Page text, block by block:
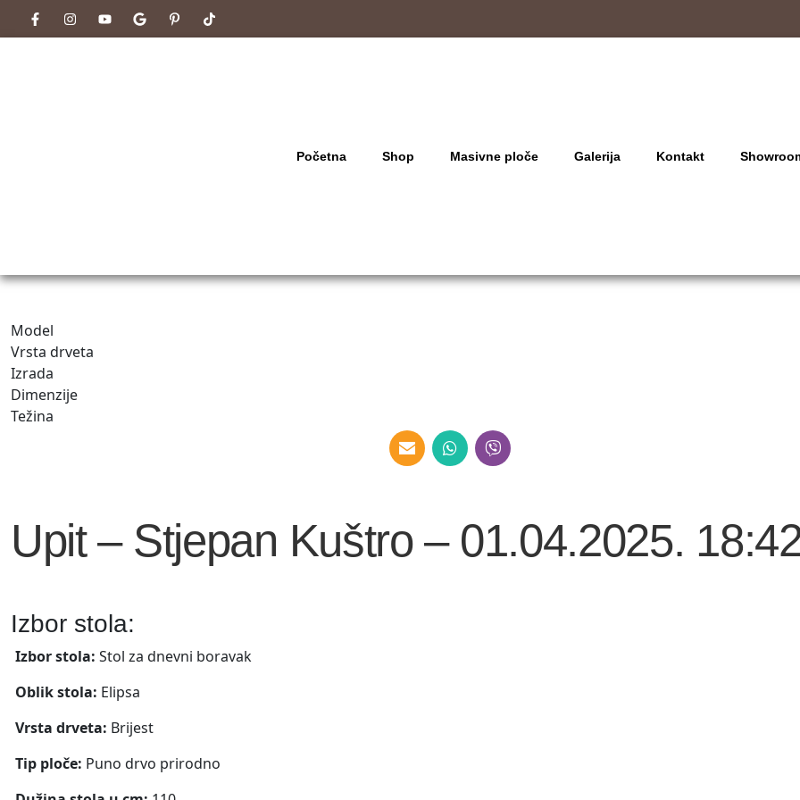
Početna Shop Masivne ploče Galerija Kontakt
Model
Vrsta drveta
Izrada
Dimenzije
Težina
Upit – Stjepan Kuštro – 01.04.2025.
Izbor stola:
Izbor stola: Stol za dnevni boravak
Oblik stola: Elipsa
Vrsta drveta: Brijest
Tip ploče: Puno drvo prirodno